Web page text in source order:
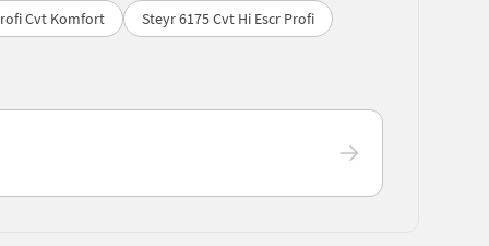
Cvt Komfort
Steyr 6175 Cvt Hi Escr Profi